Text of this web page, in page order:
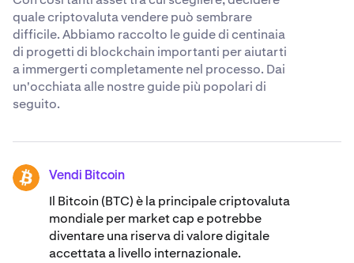
quale criptovaluta vendere può sembrare
difficile. Abbiamo raccolto le guide di centinaia
di progetti di blockchain importanti per aiutarti
a immergerti completamente nel processo. Dai
un'occhiata alle nostre guide più popolari di
seguito.
BTC Vendi Bitcoin
Il Bitcoin (BTC) è la principale criptovaluta
mondiale per market cap e potrebbe
diventare una riserva di valore digitale
accettata a livello internazionale.